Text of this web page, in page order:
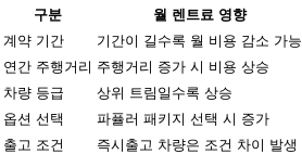
구분
월 렌트료 영향
계약 기간
기간이 길수록 월 비용 감소 가능
연간 주행거리 주행거리 증가 시 비용 상승
차량 등급
상위 트림일수록 상승
옵션 선택
파퓰러 패키지 선택 시 증가
출고 조건
즉시출고 차량은 조건 차이 발생